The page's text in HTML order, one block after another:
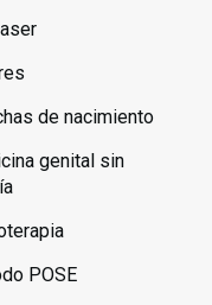
de nacimiento
genital sin
POSE